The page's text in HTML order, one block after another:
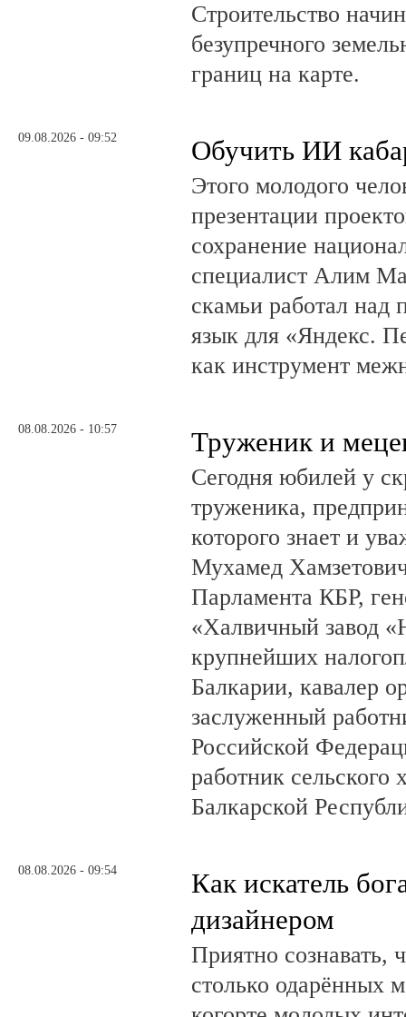
Строительство
безупречного
границ на карте.
09.08.2026 - 09:52 Обучить ИИ
Этого молодого
презентации
сохранение
специалист Алим
скамьи работал над
язык для «Яндекс.
как инструмент
08.08.2026 - 10:57 Труженик и
Сегодня юбилей у
труженика,
которого знает и
Мухамед
Парламента КБР,
«Халвичный завод
крупнейших
Балкарии, кавалер
заслуженный
Российской
работник сельского
Балкарской
08.08.2026 - 09:54
Как искатель
дизайнером
Приятно сознавать,
столько одарённых